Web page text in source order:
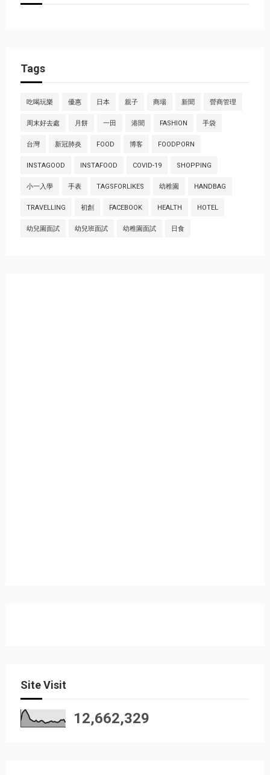
Tags
吃喝玩樂 優惠 日本 親子 商場 新聞 營商管理
周末好去處 月餅 一田 港聞 FASHION 手袋
台灣 新冠肺炎 FOOD 博客 FOODPORN
INSTAGOOD INSTAFOOD COVID-19 SHOPPING
小一入學 手表 TAGSFORLIKES 幼稚園 HANDBAG
TRAVELLING 初創 FACEBOOK HEALTH HOTEL
幼兒園面試 幼兒班面試 幼稚園面試 日食
Site Visit
12,662,329